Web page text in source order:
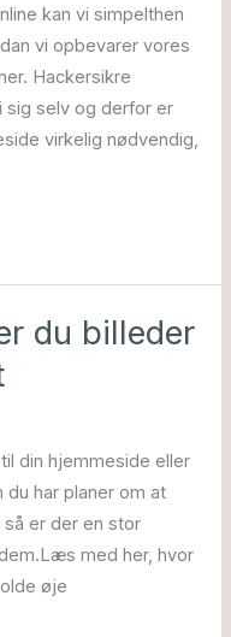
kan vi simpelthen
vi opbevarer vores
Hackersikre
sig selv og derfor er
virkelig nødvendig,
du billeder
din hjemmeside eller
du har planer om at
så er der en stor
med her, hvor
øje